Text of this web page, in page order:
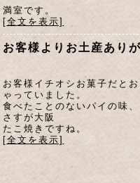
満室です。
[全文を表示]
お客様よりお土産あり
お客様イチオシお菓子だとお
ゃっていました。
食べたことのないパイの味、
さすが大阪
たこ焼きですね。
[全文を表示]